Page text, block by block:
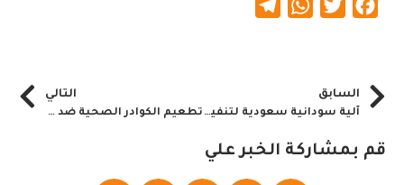
Facebook
Twitter
WhatsApp
السابق
آلية سودانية سعودية لتنفيذ إتفاقيات الاقتصاد المشتركة
التالي
تطعيم الكوادر الصحية ضد كوفيد 19 بالخرطوم
قم بمشاركة الخبر علي